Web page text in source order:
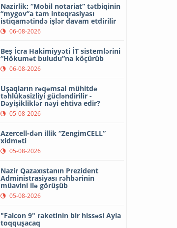
Nazirlik: “Mobil notariat” tətbiqinin
“mygov”a tam inteqrasiyası
istiqamətində işlər davam etdirilir
06-08-2026
Beş İcra Hakimiyyəti İT sistemlərini
“Hökumət buludu”na köçürüb
06-08-2026
Uşaqların rəqəmsal mühitdə
təhlükəsizliyi gücləndirilir -
Dəyişikliklər nəyi ehtiva edir?
05-08-2026
Azercell-dən illik “ZengimCELL”
xidməti
05-08-2026
Nazir Qazaxıstanın Prezident
Administrasiyası rəhbərinin
müavini ilə görüşüb
05-08-2026
"Falcon 9" raketinin bir hissəsi Ayla
toqquşacaq